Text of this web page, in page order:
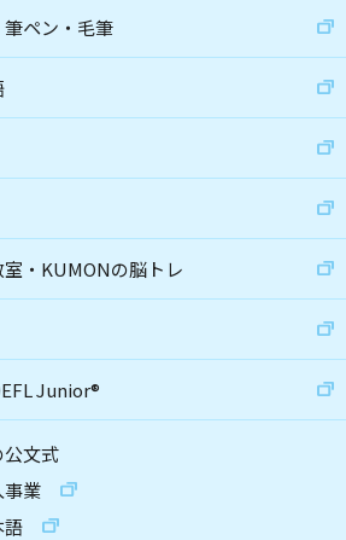
ペン・毛筆
・KUMONの脳トレ
Junior®
文式
事業
語